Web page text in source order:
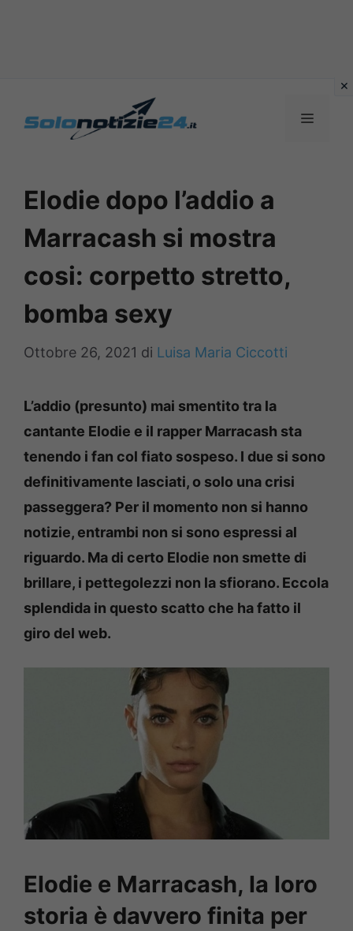
MENU
Elodie dopo l’addio a
Marracash si mostra
cosi: corpetto stretto,
bomba sexy
Ottobre 26, 2021 di Luisa Maria Ciccotti
L’addio (presunto) mai smentito tra la
cantante Elodie e il rapper Marracash sta
tenendo i fan col fiato sospeso. I due si sono
definitivamente lasciati, o solo una crisi
passeggera? Per il momento non si hanno
notizie, entrambi non si sono espressi al
riguardo. Ma di certo Elodie non smette di
brillare, i pettegolezzi non la sfiorano. Eccola
splendida in questo scatto che ha fatto il
giro del web.
Elodie e Marracash, la loro
storia è davvero finita per